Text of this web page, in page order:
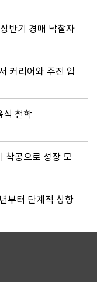
반기 경매 낙찰자
커리어와 주전 입
식 철학
착공으로 성장 모
부터 단계적 상향